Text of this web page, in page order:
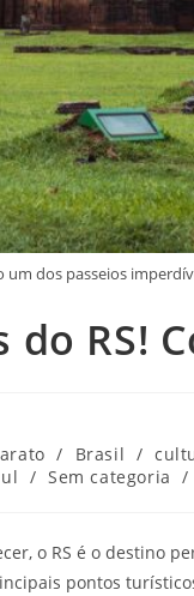
um dos passeios
do RS!
/ Brasil /
/ Sem categoria /
o RS é o destino
pontos